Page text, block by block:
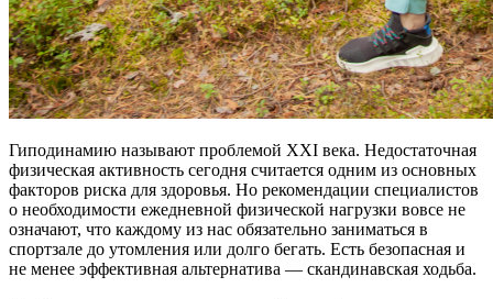
Гиподинамию называют проблемой XXI века. Недостаточная
физическая активность сегодня считается одним из основных
факторов риска для здоровья. Но рекомендации специалистов
о необходимости ежедневной физической нагрузки вовсе не
означают, что каждому из нас обязательно заниматься в
спортзале до утомления или долго бегать. Есть безопасная и
не менее эффективная альтернатива — скандинавская ходьба.